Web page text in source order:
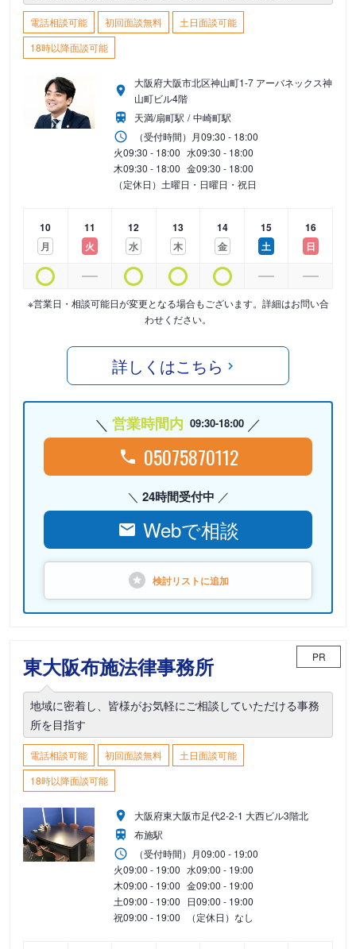
電話相談可能 初回面談無料
土日面談可能
18時以降面談可能
大阪府大阪市北区神山町1-7 アーバネックス神
山町ビル4階
天満/扇町駅
中崎町駅
（受付時間） 月09:30 - 18:00
火09:30 - 18:00 水09:30 - 18:00
木09:30 - 18:00 金09:30 - 18:00
（定休日）土曜日・日曜日・祝日
10
月
11
火
12
水
13
木
14
金
15
土
16
日
※営業日・相談可能日が変更となる場合もございます。詳細はお問い合
わせください。
詳しくはこちら
営業時間内 09:30-18:00
05075870112
24時間受付中
Webで相談
検討リストに追加
東大阪布施法律事務所 PR
地域に密着し、皆様がお気軽にご相談していただける事務
所を目指す
電話相談可能 初回面談無料
土日面談可能
18時以降面談可能
大阪府東大阪市足代2‐2‐1 大西ビル3階北
布施駅
（受付時間） 月09:00 - 19:00
火09:00 - 19:00 水09:00 - 19:00
木09:00 - 19:00 金09:00 - 19:00
土09:00 - 19:00 日09:00 - 19:00
祝09:00 - 19:00 （定休日）なし